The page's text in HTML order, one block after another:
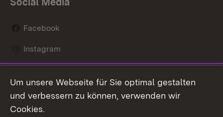
Facebook
Instagram
Mastodon
Youtube
Um unsere Webseite für Sie optimal gestalten
und verbessern zu können, verwenden wir
Cookies.